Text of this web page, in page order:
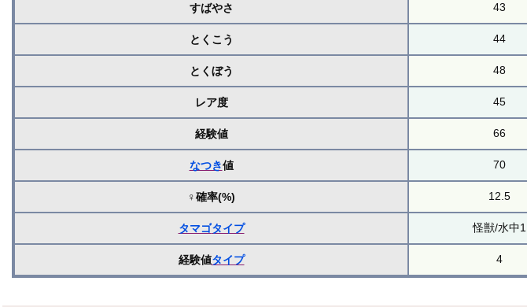
すばやさ 43
とくこう 44
とくぼう 48
レア度 45
経験値 66
なつき値 70
♀確率(%) 12.5
タマゴタイプ 怪獣/水中1
経験値タイプ 4